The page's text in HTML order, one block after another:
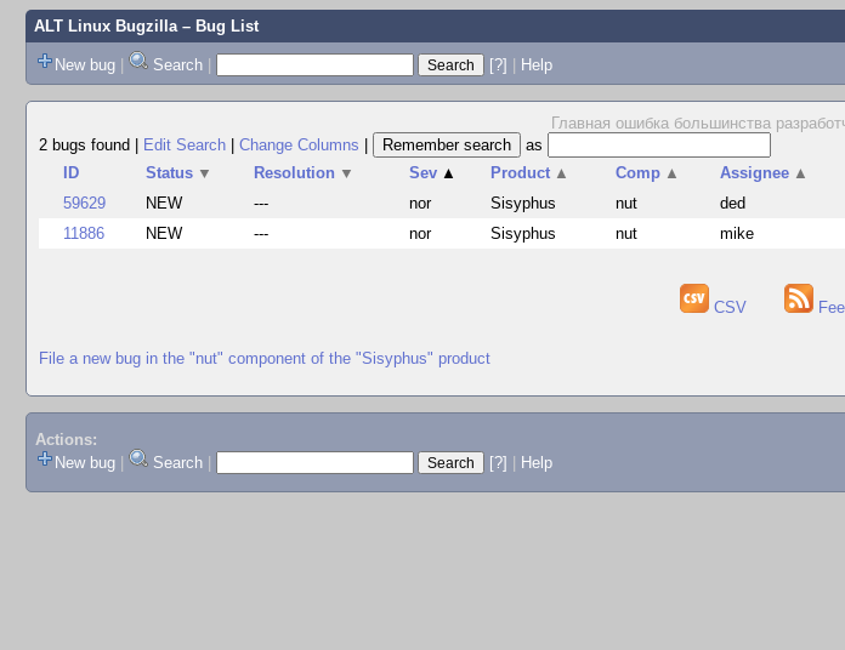
ALT Linux Bugzilla– Bug List
New bug | Search | [?] | Help
Главная ошибка большинства
2 bugs found
Edit Search Change Columns
as
ID
Status ▼ Resolution ▼ Sev ▲ Product ▲ Comp ▲ Assignee ▲
59629
NEW --- nor Sisyphus nut ded
11886
NEW --- nor Sisyphus nut mike
CSV
File a new bug in the "nut" component of the "Sisyphus" product
Actions:
New bug
Search [?] Help